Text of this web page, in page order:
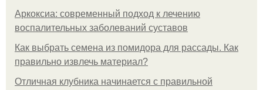
Аркоксиа: современный подход к лечению
воспалительных заболеваний суставов
Как выбрать семена из помидора для рассады. Как
правильно извлечь материал?
Отличная клубника начинается с правильной